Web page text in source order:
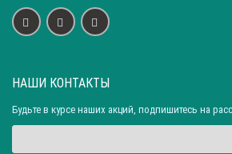
НАШИ КОНТАКТЫ
Будьте в курсе наших акций, подпишитесь на